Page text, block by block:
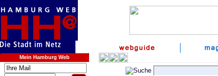
Mein Hamburg Web